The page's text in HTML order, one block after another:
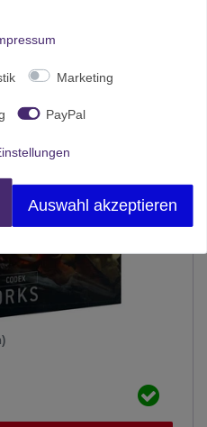
Marketing
PayPal
Auswahl akzeptieren